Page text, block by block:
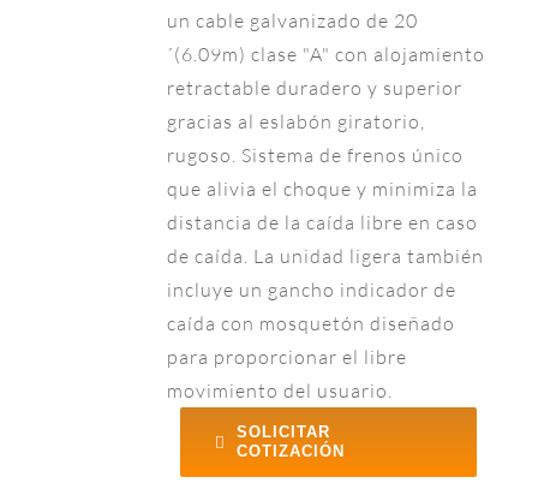
un cable galvanizado de 20
´(6.09m) clase "A" con alojamiento
retractable duradero y superior
gracias al eslabón giratorio,
rugoso. Sistema de frenos único
que alivia el choque y minimiza la
distancia de la caída libre en caso
de caída. La unidad ligera también
incluye un gancho indicador de
caída con mosquetón diseñado
para proporcionar el libre
movimiento del usuario.
SOLICITAR
COTIZACIÓN